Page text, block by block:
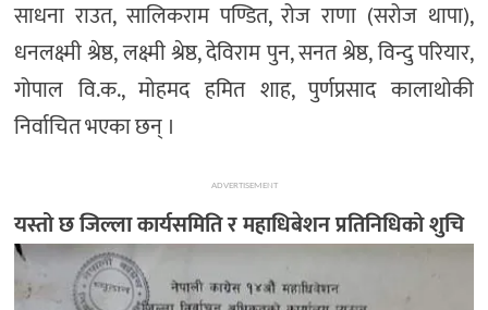
साधना राउत, सालिकराम पण्डित, रोज राणा (सरोज थापा),
धनलक्ष्मी श्रेष्ठ, लक्ष्मी श्रेष्ठ, देविराम पुन, सनत श्रेष्ठ, विन्दु परियार,
गोपाल वि.क., मोहमद हमित शाह, पुर्णप्रसाद कालाथोकी
निर्वाचित भएका छन् ।
ADVERTISEMENT
यस्तो छ जिल्ला कार्यसमिति र महाधिबेशन प्रतिनिधिको शुचि